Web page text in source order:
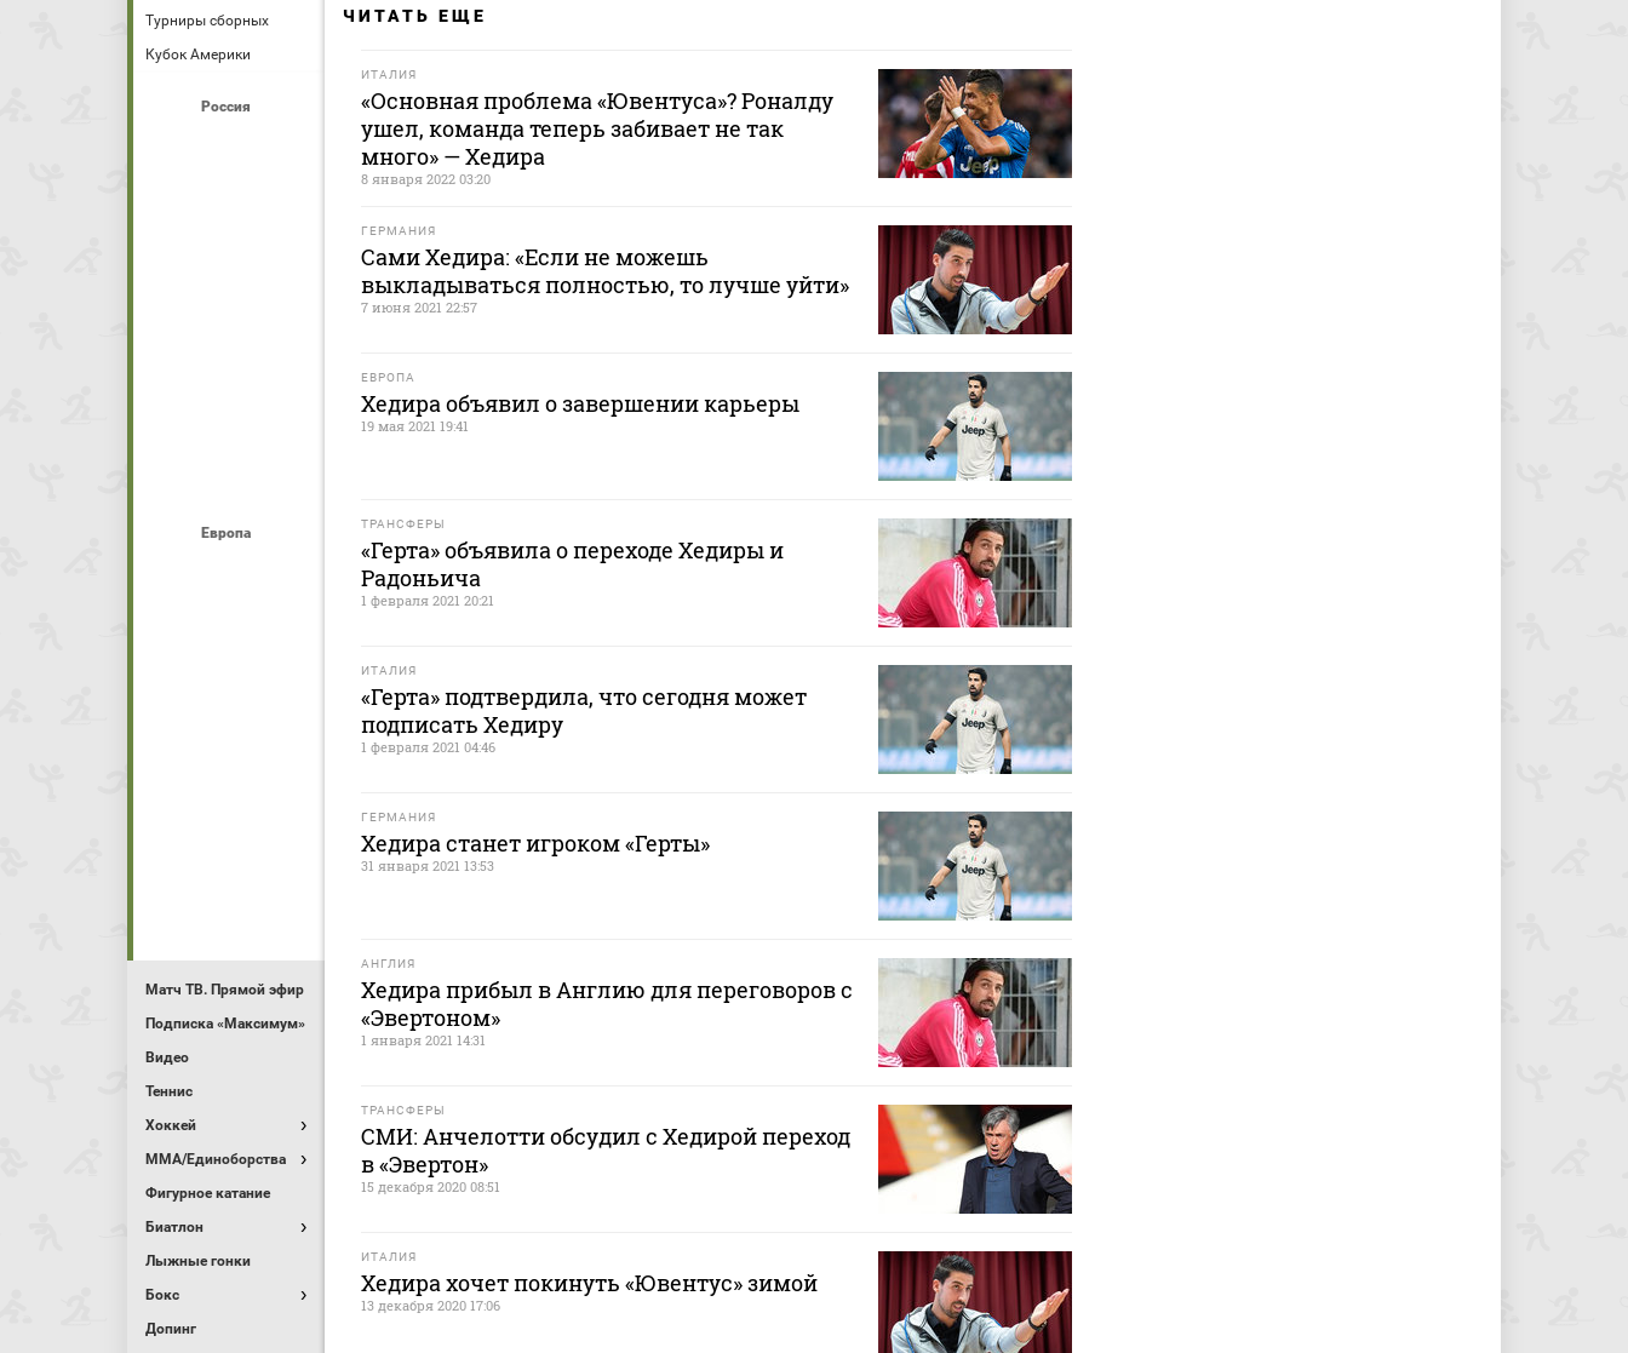
Турниры сборных
Кубок Америки
Россия
Европа
Матч ТВ. Прямой эфир
Подписка «Максимум»
Видео
Теннис
Хоккей
MMA/Единоборства
Фигурное катание
Биатлон
Лыжные гонки
Бокс
Допинг
ЧИТАТЬ ЕЩЕ
ИТАЛИЯ
«Основная проблема «Ювентуса»? Роналду
ушел, команда теперь забивает не так
много» — Хедира
8 января 2022 03:20
ГЕРМАНИЯ
Сами Хедира: «Если не можешь
выкладываться полностью, то лучше уйти»
7 июня 2021 22:57
ЕВРОПА
Хедира объявил о завершении карьеры
19 мая 2021 19:41
ТРАНСФЕРЫ
«Герта» объявила о переходе Хедиры и
Радоньича
1 февраля 2021 20:21
ИТАЛИЯ
«Герта» подтвердила, что сегодня может
подписать Хедиру
1 февраля 2021 04:46
ГЕРМАНИЯ
Хедира станет игроком «Герты»
31 января 2021 13:53
АНГЛИЯ
Хедира прибыл в Англию для переговоров с
«Эвертоном»
1 января 2021 14:31
ТРАНСФЕРЫ
СМИ: Анчелотти обсудил с Хедирой переход
в «Эвертон»
15 декабря 2020 08:51
ИТАЛИЯ
Хедира хочет покинуть «Ювентус» зимой
13 декабря 2020 17:06